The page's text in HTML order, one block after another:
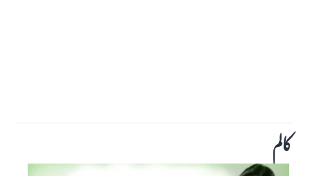
کالم